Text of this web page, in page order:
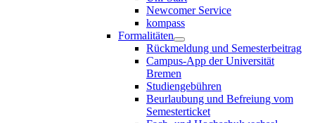
Newcomer Service
kompass
Formalitäten
Rückmeldung und Semesterbeitrag
Campus-App der Universität
Bremen
Studiengebühren
Beurlaubung und Befreiung vom
Semesterticket